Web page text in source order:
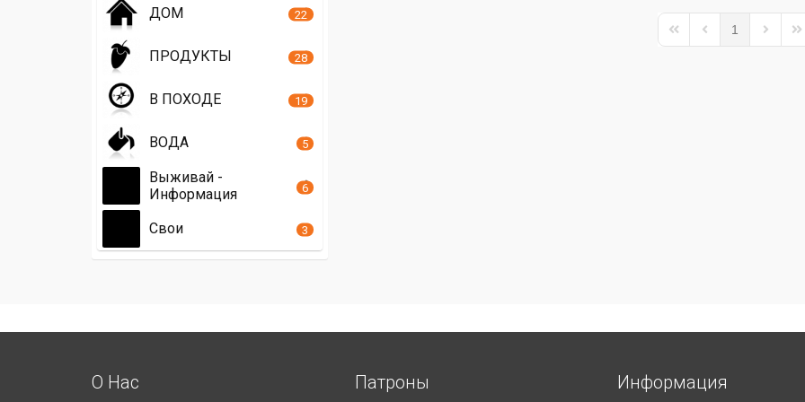
First PagePrevious Page
1
Next
ДОМ 22
ПРОДУКТЫ 28
В ПОХОДЕ 19
ВОДА 5
Выживай -
Информация
6
Свои 3
О Нас Патроны Информация